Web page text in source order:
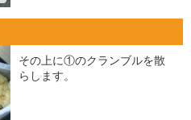
その上に①のクランブルを散
らします。